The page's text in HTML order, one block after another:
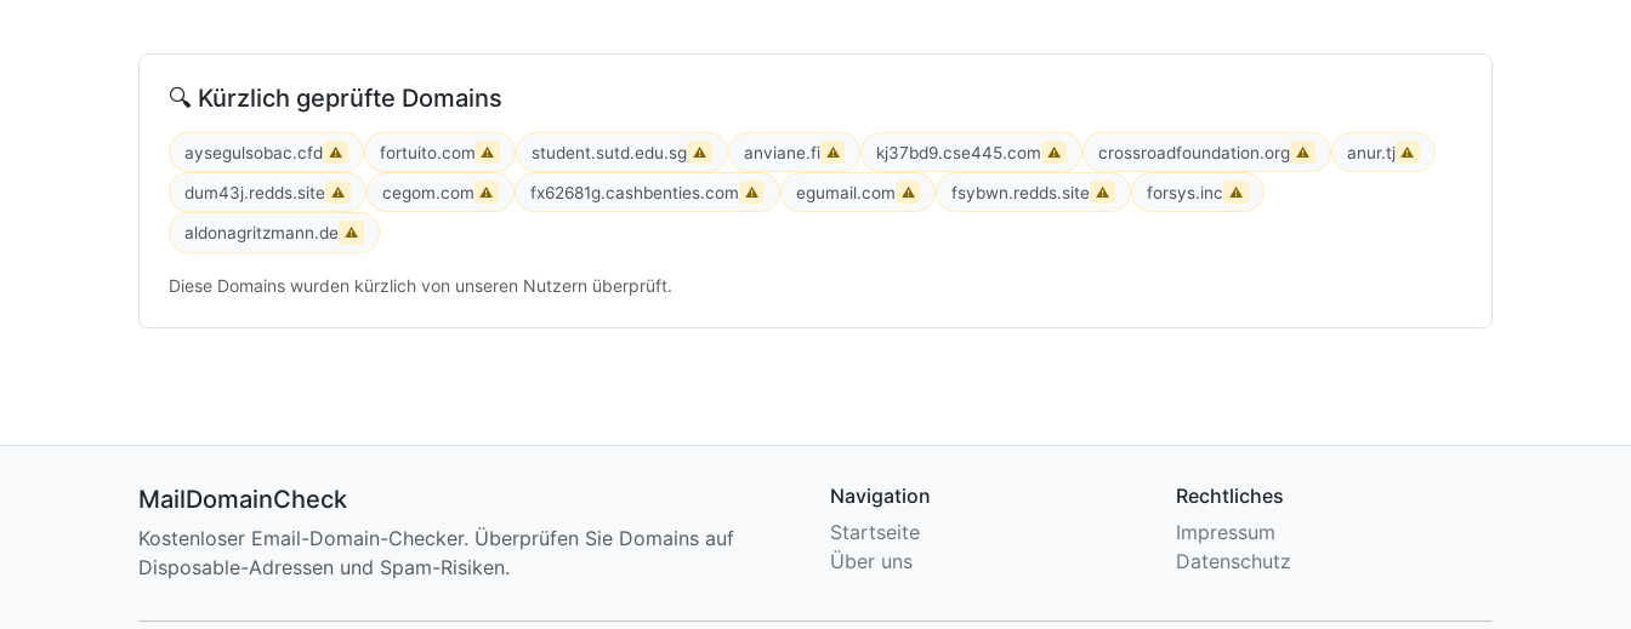
🔍 Kürzlich geprüfte Domains
aysegulsobac.cfd ⚠ fortuito.com ⚠ student.sutd.edu.sg ⚠ anviane.fi ⚠ kj37bd9.cse445.com ⚠ crossroadfoundation.org ⚠ anur.tj ⚠
dum43j.redds.site ⚠ cegom.com ⚠ fx62681g.cashbenties.com ⚠ egumail.com ⚠ fsybwn.redds.site ⚠ forsys.inc ⚠
aldonagritzmann.de ⚠
Diese Domains wurden kürzlich von unseren Nutzern überprüft.
MailDomainCheck
Kostenloser Email-Domain-Checker. Überprüfen Sie Domains auf
Disposable-Adressen und Spam-Risiken.
Navigation
Startseite
Über uns
Rechtliches
Impressum
Datenschutz